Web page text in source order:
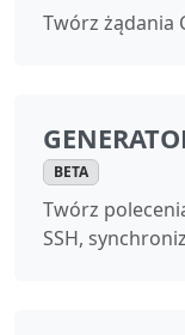
Twórz żądania
BETA
Twórz
SSH,